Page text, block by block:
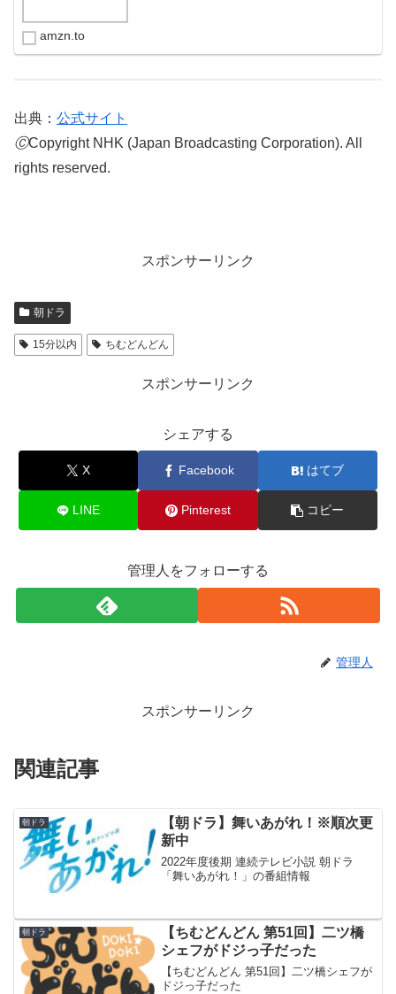
amzn.to
出典： 公式サイト
ⒸCopyright NHK (Japan Broadcasting Corporation). All
rights reserved.
スポンサーリンク
朝ドラ
15分以内 ちむどんどん
スポンサーリンク
シェアする
X Facebook はてブ
LINE Pinterest コピー
管理人をフォローする
管理人
スポンサーリンク
関連記事
朝ドラ
【朝ドラ】舞いあがれ！※順次更
新中
2022年度後期 連続テレビ小説 朝ドラ
「舞いあがれ！」の番組情報
朝ドラ
【ちむどんどん 第51回】二ツ橋
シェフがドジっ子だった
【ちむどんどん 第51回】二ツ橋シェフが
ドジっ子だった